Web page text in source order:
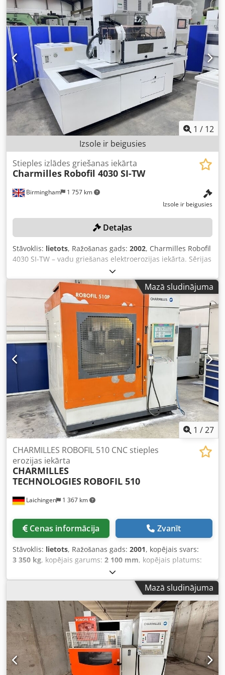
automātiski tiks pievienota £550 maksa par atslēgšanu un
uzkraušanu piemērotā transportā, ja sekmīgi iegādāsieties
šo preci. Bloķēšanas un nostiprināšanas izmaksas sedz
pircējs.
1 / 12
Izsole ir beigusies
Birmingham 1 757 km
Stieples izlādes griešanas iekārta
Charmilles Robofil 4030 SI-TW
Izsole ir beigusies
Detaļas
Stāvoklis: lietots, Ražošanas gads: 2002, Charmilles Robofil
4030 SI-TW – vadu griešanas elektroerozijas iekārta. Sērijas
numurs: 174621 (2002). Izcelsmes valsts: Šveice. Lūdzu,
ņemiet vērā: šis komplekts ir profesionāli demontēts un
sagatavots transportēšanai. Atrašanās vieta: šis komplekts
atrodas Birmingemā, Apvienotajā Karalistē. Par demontāžu
un iekraušanu piemērotā transportlīdzeklī tiks automātiski
piemērota maksa 550 £ apmērā, ja jūs iegūsiet šo preci.
Iepakojamās un fiksējamās materiālu izmaksas sedz
pircējs. Dedpfx Aneznkkms Iock
Mazā sludinājuma
1 /27
Laichingen 1 367 km
CHARMILLES ROBOFIL 510 CNC stieples
erozijas iekārta
CHARMILLES
TECHNOLOGIES ROBOFIL 510
Cenas informācija Zvanīt
Stāvoklis: lietots, Ražošanas gads: 2001, kopējais svars:
3 350 kg, kopējais garums: 2 100 mm, kopējais platums:
, kopējais augstums:
TECHNOLOGIES ROBOFIL 510 ar Charmilles vadību.
Pārvietošanās ceļi X/Y/Z: 500 x 350 x 400 mm. Aprīkots ar
Erowa stiprināšanas kasetni, Erowa ITS rotācijas maiņas
sistēmu (24 pozīcijas), ManoSet XL un plašu stiprinājumu
komplektu. Ietver papildu skalošanu, ūdens/ūdens
siltummaini un ūdens dzesēšanas ierīci. Dokumentācija
pieejama. Lietots, darba kārtībā. Pieslēgums: 3~ / 400 V /
50 Hz, jauda 10 kVA, strāva 15 A. Automātiska stieples
nostiepšana, precīza stieples vadība, stabila konstrukcija.
Mazā sludinājuma